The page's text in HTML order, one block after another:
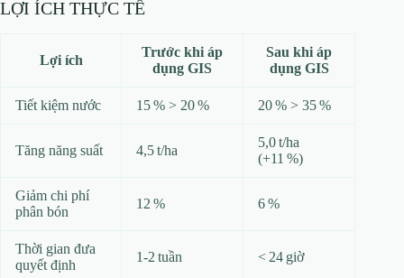
LỢI ÍCH THỰC TẾ
Lợi ích
Trước khi áp
dụng GIS
Sau khi áp
dụng GIS
Tiết kiệm nước 15 % > 20 % 20 % > 35 %
Tăng năng suất 4,5 t/ha
5,0 t/ha
(+11 %)
Giảm chi phí
phân bón
12 % 6 %
Thời gian đưa
quyết định
1‑2 tuần < 24 giờ